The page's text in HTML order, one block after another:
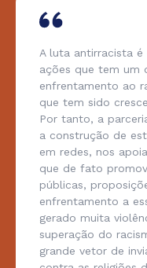
A luta antirracista
ações que tem um
enfrentamento ao
que tem sido
Por tanto, a
a construção de
em redes, nos
que de fato
públicas,
enfrentamento a
gerado muita
superação do
grande vetor de